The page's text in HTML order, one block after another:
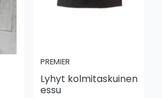
PREMIER
Lyhyt kolmitaskuinen
essu